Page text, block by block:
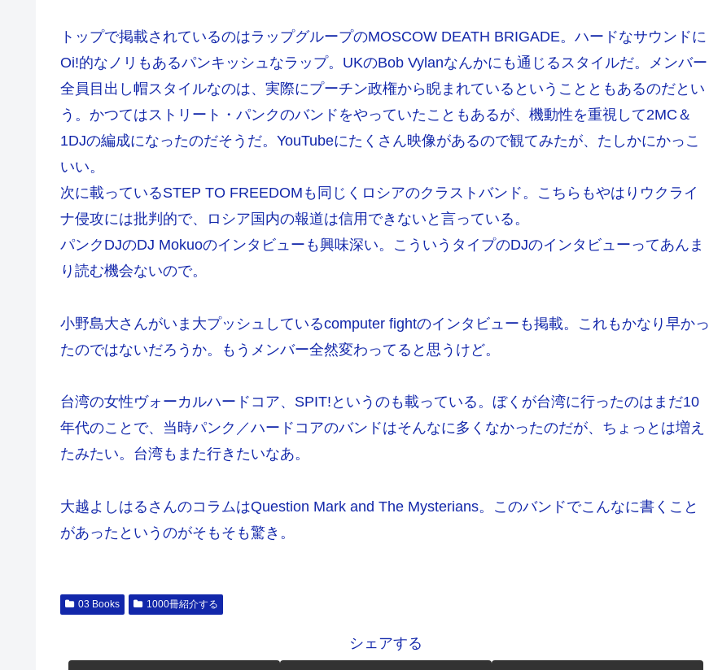
トップで掲載されているのはラップグループのMOSCOW DEATH BRIGADE。ハードなサウンドに
Oi!的なノリもあるパンキッシュなラップ。UKのBob Vylanなんかにも通じるスタイルだ。メンバー
全員目出し帽スタイルなのは、実際にプーチン政権から睨まれているということともあるのだとい
う。かつてはストリート・パンクのバンドをやっていたこともあるが、機動性を重視して2MC＆
1DJの編成になったのだそうだ。YouTubeにたくさん映像があるので観てみたが、たしかにかっこ
いい。
次に載っているSTEP TO FREEDOMも同じくロシアのクラストバンド。こちらもやはりウクライ
ナ侵攻には批判的で、ロシア国内の報道は信用できないと言っている。
パンクDJのDJ Mokuoのインタビューも興味深い。こういうタイプのDJのインタビューってあんま
り読む機会ないので。
小野島大さんがいま大プッシュしているcomputer fightのインタビューも掲載。これもかなり早かっ
たのではないだろうか。もうメンバー全然変わってると思うけど。
台湾の女性ヴォーカルハードコア、SPIT!というのも載っている。ぼくが台湾に行ったのはまだ10
年代のことで、当時パンク／ハードコアのバンドはそんなに多くなかったのだが、ちょっとは増え
たみたい。台湾もまた行きたいなあ。
大越よしはるさんのコラムはQuestion Mark and The Mysterians。このバンドでこんなに書くこと
があったというのがそもそも驚き。
03 Books 1000冊紹介する
シェアする